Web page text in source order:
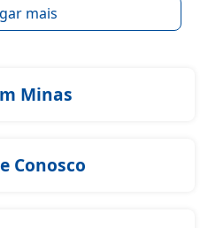
mais
Minas
Conosco